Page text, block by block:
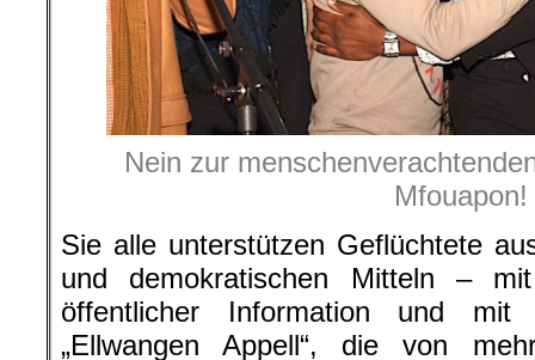
Nein zur
Mfouapon!
Sie alle unterstützen Geflüchtete
und demokratischen Mitteln –
öffentlicher Information und mit
„Ellwangen Appell“, die von